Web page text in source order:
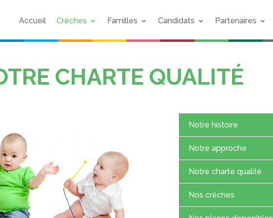
Accueil Crèches Familles Candidats Partenaires
CHARTE QUALITÉ
Notre histoire
Notre approche
Notre charte qualité
Nos crèches